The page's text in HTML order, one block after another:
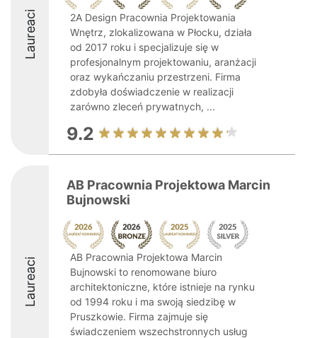
Laureaci
2A Design Pracownia Projektowania
Wnętrz, zlokalizowana w Płocku, działa
od 2017 roku i specjalizuje się w
profesjonalnym projektowaniu, aranżacji
oraz wykańczaniu przestrzeni. Firma
zdobyła doświadczenie w realizacji
zarówno zleceń prywatnych, ...
9.2
Laureaci
AB Pracownia Projektowa Marcin
Bujnowski
AB Pracownia Projektowa Marcin
Bujnowski to renomowane biuro
architektoniczne, które istnieje na rynku
od 1994 roku i ma swoją siedzibę w
Pruszkowie. Firma zajmuje się
świadczeniem wszechstronnych usług